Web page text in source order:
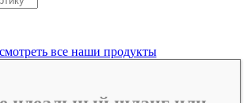
все наши продукты